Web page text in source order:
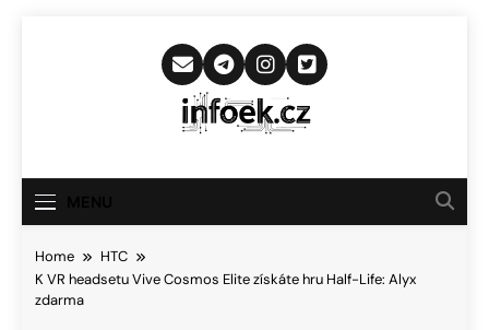
Infoek.cz
Novinkám
Home
HTC
K VR headsetu Vive Cosmos Elite získáte hru Half-Life: Alyx
zdarma